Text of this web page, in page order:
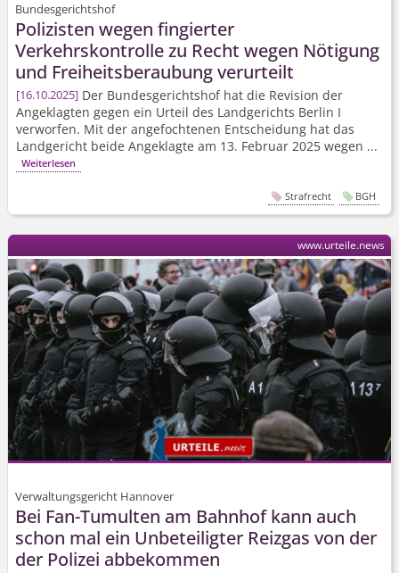
Bundesgerichtshof
Polizisten wegen fingierter
Verkehrskontrolle zu Recht wegen Nötigung
und Freiheitsberaubung verurteilt
16.10.2025 Der Bundesgerichtshof hat die Revision der
Angeklagten gegen ein Urteil des Landgerichts Berlin I
verworfen. Mit der angefochtenen Entscheidung hat das
Landgericht beide Angeklagte am 13. Februar 2025 wegen ...
Weiterlesen
Strafrecht BGH
Verwaltungsgericht Hannover
Bei Fan-Tumulten am Bahnhof kann auch
schon mal ein Unbeteiligter Reizgas von der
der Polizei abbekommen
www.urteile.news